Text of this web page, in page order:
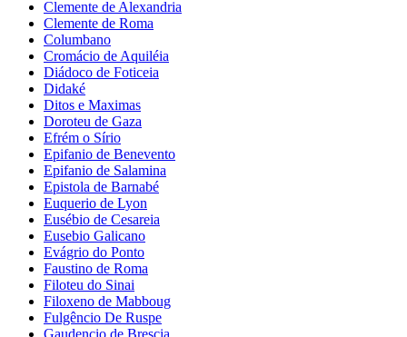
Clemente de Alexandria
Clemente de Roma
Columbano
Cromácio de Aquiléia
Diádoco de Foticeia
Didaké
Ditos e Maximas
Doroteu de Gaza
Efrém o Sírio
Epifanio de Benevento
Epifanio de Salamina
Epistola de Barnabé
Euquerio de Lyon
Eusébio de Cesareia
Eusebio Galicano
Evágrio do Ponto
Faustino de Roma
Filoteu do Sinai
Filoxeno de Mabboug
Fulgêncio De Ruspe
Gaudencio de Brescia